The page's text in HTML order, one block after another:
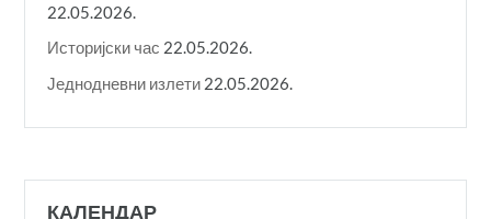
22.05.2026.
Историјски час 22.05.2026.
Једнодневни излети 22.05.2026.
КАЛЕНДАР